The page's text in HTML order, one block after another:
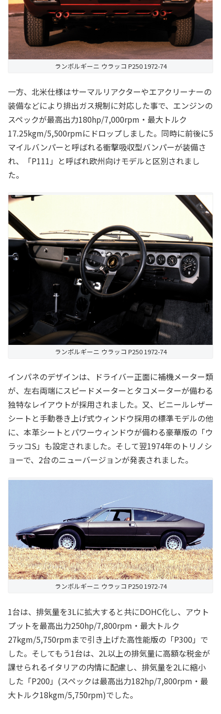
ランボルギーニ ウラッコ P250 1972-74
一方、北米仕様はサーマルリアクターやエアクリーナーの
装備などにより排出ガス規制に対応した事で、エンジンの
スペックが最高出力180hp/7,000rpm・最大トルク
17.25kgm/5,500rpmにドロップしました。同時に前後に5
マイルバンパーと呼ばれる衝撃吸収型バンパーが装備さ
れ、「P111」と呼ばれ欧州向けモデルと区別されまし
た。
ランボルギーニ ウラッコ P250 1972-74
インパネのデザインは、ドライバー正面に補機メーター類
が、左右両端にスピードメーターとタコメーターが備わる
独特なレイアウトが採用されました。又、ビニールレザー
シートと手動巻き上げ式ウィンドウ採用の標準モデルの他
に、本革シートとパワーウィンドウが備わる豪華版の「ウ
ラッコS」も設定されました。そして翌1974年のトリノシ
ョーで、2台のニューバージョンが発表されました。
ランボルギーニ ウラッコ P250 1972-74
1台は、排気量を3Lに拡大すると共にDOHC化し、アウト
プットを最高出力250hp/7,800rpm・最大トルク
27kgm/5,750rpmまで引き上げた高性能版の「P300」で
した。そしてもう1台は、2L以上の排気量に高額な税金が
課せられるイタリアの内情に配慮し、排気量を2Lに縮小
した「P200」(スペックは最高出力182hp/7,800rpm・最
大トルク18kgm/5,750rpm)でした。